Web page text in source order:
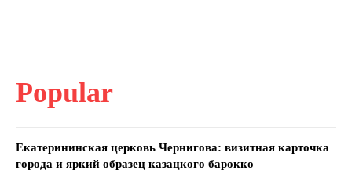
Popular
Екатерининская церковь Чернигова: визитная карточка
города и яркий образец казацкого барокко